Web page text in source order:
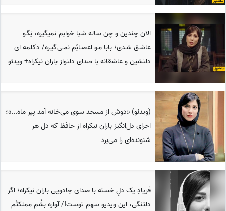
الان چندین و چن ساله شبا خوابم نمیگیره، نِگـو
عاشـق شـدی؛ بابا مـو اعصـابُم نمـی‌گیـره/ دکلمه ای
دلنشین و عاشقانه با صدای دلنواز باران نیکراه+ ویدئو
(ویدئو) «دوش از مسجد سوی می‌خانه آمد پیر ماه...»؛
اجرای دل‌انگیز باران نیکراه از حافظ که دل هر
شنونده‌ای را می‌برد
فریادِ یک دلِ خسته با صدای جادویی باران نیکراه؛ اگر
دلتنگی، این ویدیو سهم توست!/ آواره بشُم مملکتُم